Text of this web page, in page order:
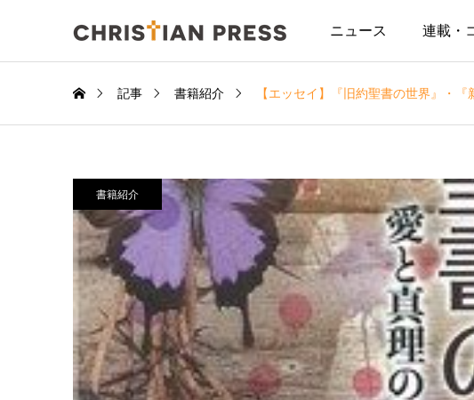
ニュース 連載・
記事 書籍紹介 【エッセイ】『旧約聖書の世界』・
書籍紹介